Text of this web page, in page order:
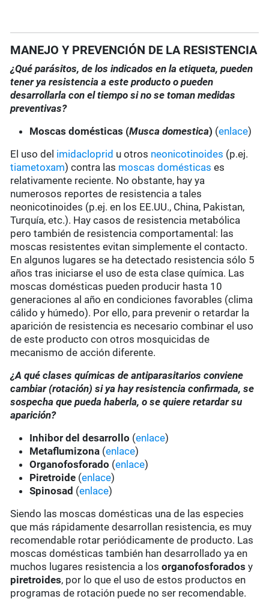
MANEJO Y PREVENCIÓN DE LA RESISTENCIA
¿Qué parásitos, de los indicados en la etiqueta, pueden
tener ya resistencia a este producto o pueden
desarrollarla con el tiempo si no se toman medidas
preventivas?
Moscas domésticas (Musca domestica) (enlace)
El uso del imidacloprid u otros neonicotinoides (p.ej.
tiametoxam) contra las moscas domésticas es
relativamente reciente. No obstante, hay ya
numerosos reportes de resistencia a tales
neonicotinoides (p.ej. en los EE.UU., China, Pakistan,
Turquía, etc.). Hay casos de resistencia metabólica
pero también de resistencia comportamental: las
moscas resistentes evitan simplemente el contacto.
En algunos lugares se ha detectado resistencia sólo 5
años tras iniciarse el uso de esta clase química. Las
moscas domésticas pueden producir hasta 10
generaciones al año en condiciones favorables (clima
cálido y húmedo). Por ello, para prevenir o retardar la
aparición de resistencia es necesario combinar el uso
de este producto con otros mosquicidas de
mecanismo de acción diferente.
¿A qué clases químicas de antiparasitarios conviene
cambiar (rotación) si ya hay resistencia confirmada, se
sospecha que pueda haberla, o se quiere retardar su
aparición?
Inhibor del desarrollo (enlace)
Metaflumizona (enlace)
Organofosforado (enlace)
Piretroide (enlace)
Spinosad (enlace)
Siendo las moscas domésticas una de las especies
que más rápidamente desarrollan resistencia, es muy
recomendable rotar periódicamente de producto. Las
moscas domésticas también han desarrollado ya en
muchos lugares resistencia a losorganofosforados y
piretroides, por lo que el uso de estos productos en
programas de rotación puede no ser recomendable.